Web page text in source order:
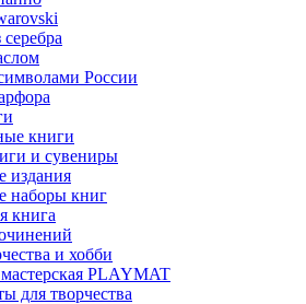
России
книги
и сувениры
издания
наборы книг
книга
и хобби
PLAYMAT
для творчества